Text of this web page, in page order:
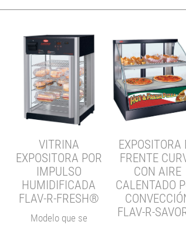
VITRINA
EXPOSITORA POR
IMPULSO
HUMIDIFICADA
FLAV-R-FRESH®
Modelo que se
EXPOSITORA
FRENTE
CON AIRE
CALENTADO
FLAV-R-